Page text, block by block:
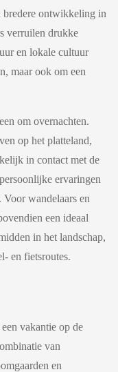
bredere ontwikkeling in
verruilen drukke
en lokale cultuur
maar ook om een
om overnachten.
op het platteland,
in contact met de
ervaringen
wandelaars en
een ideaal
in het landschap,
en fietsroutes.
vakantie op de
van
en